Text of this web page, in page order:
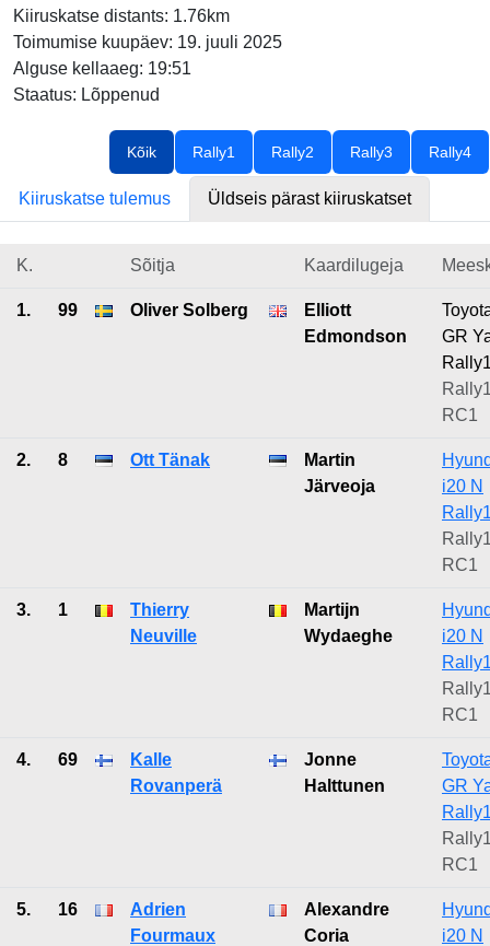
Kiiruskatse distants: 1.76km
Toimumise kuupäev: 19. juuli 2025
Alguse kellaaeg: 19:51
Staatus: Lõppenud
Kõik Rally1 Rally2 Rally3 Rally4
Kiiruskatse tulemus Üldseis pärast kiiruskatset
K. Sõitja Kaardilugeja
1. 99 Oliver Solberg
Elliott
Edmondson
GR
RC1
2. 8 Ott Tänak
Martin
Järveoja
i20 N
RC1
3. 1
Thierry
Neuville
Martijn
Wydaeghe
i20 N
RC1
4. 69
Kalle
Rovanperä
Jonne
Halttunen
GR
RC1
5. 16
Adrien
Fourmaux
Alexandre
Coria
i20 N